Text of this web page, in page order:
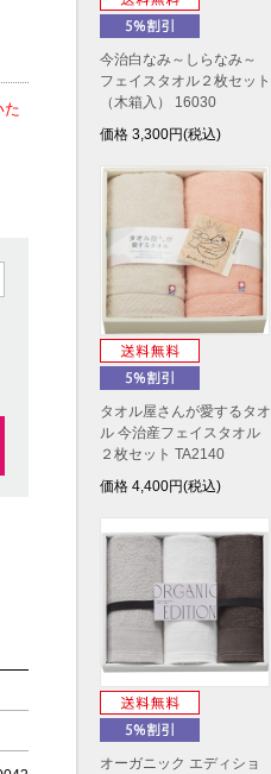
た
今治白なみ～しらなみ～
フェイスタオル２枚セット
（木箱入） 16030
価格 3,300円(税込)
タオル屋さんが愛するタオ
ル 今治産フェイスタオル
２枚セット TA2140
価格 4,400円(税込)
オーガニック エディショ